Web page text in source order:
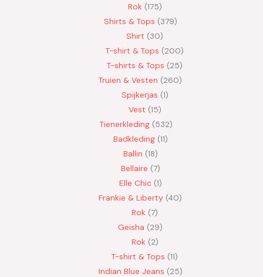
Rok 175
Shirts & Tops 379
Shirt
30
T-shirt & Tops
200
T-shirts & Tops
25
Truien & Vesten
260
Spijkerjas 1
Vest 15
Tienerkleding 532
Badkleding 11
Ballin 18
Bellaire 7
Elle Chic 1
Frankie & Liberty 40
Rok 7
Geisha
29
Rok 2
T-shirt & Tops 11
Indian Blue Jeans 25